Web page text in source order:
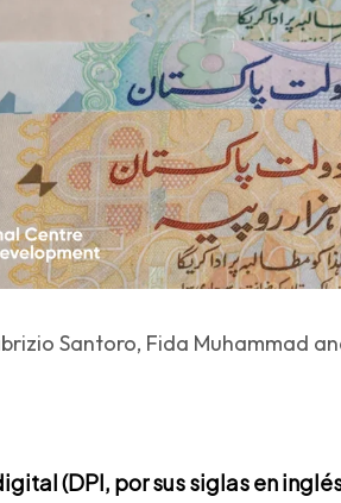
Santoro, Fida Muhammad
(DPI, por sus siglas en